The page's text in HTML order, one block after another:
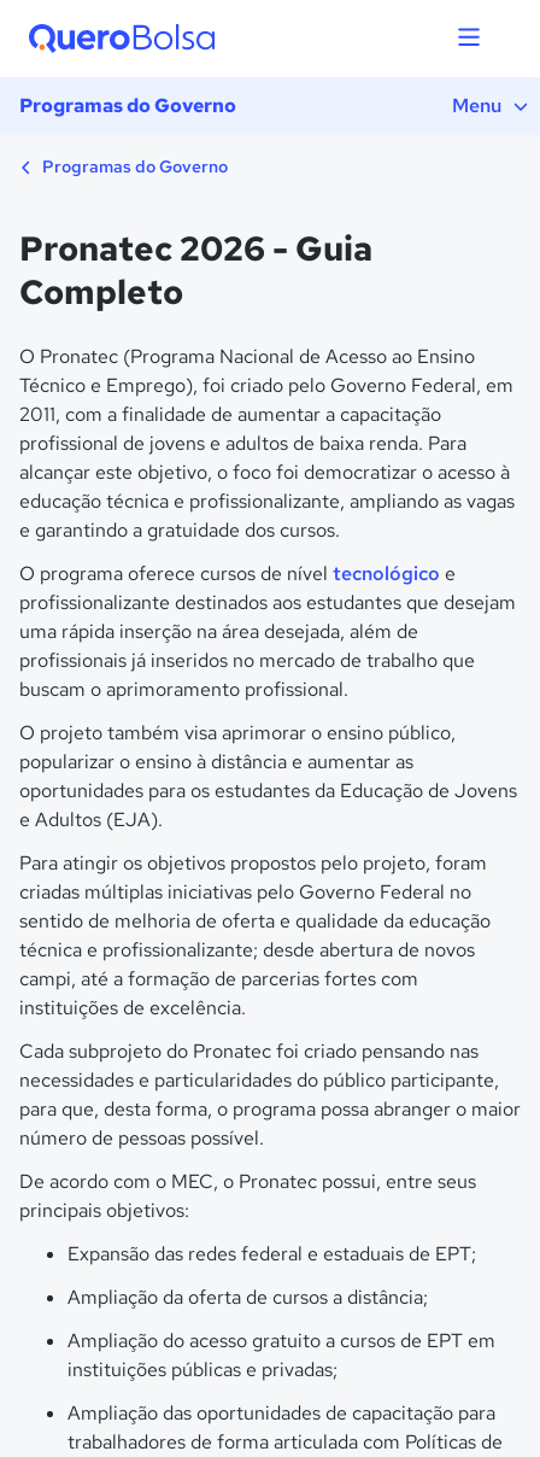
Programas do Governo Menu
Programas do Governo
Pronatec 2026 - Guia
Completo
O Pronatec (Programa Nacional de Acesso ao Ensino
Técnico e Emprego), foi criado pelo Governo Federal, em
2011, com a finalidade de aumentar a capacitação
profissional de jovens e adultos de baixa renda. Para
alcançar este objetivo, o foco foi democratizar o acesso à
educação técnica e profissionalizante, ampliando as vagas
e garantindo a gratuidade dos cursos.
O programa oferece cursos de nível tecnológico e
profissionalizante destinados aos estudantes que desejam
uma rápida inserção na área desejada, além de
profissionais já inseridos no mercado de trabalho que
buscam o aprimoramento profissional.
O projeto também visa aprimorar o ensino público,
popularizar o ensino à distância e aumentar as
oportunidades para os estudantes da Educação de Jovens
e Adultos (EJA).
Para atingir os objetivos propostos pelo projeto, foram
criadas múltiplas iniciativas pelo Governo Federal no
sentido de melhoria de oferta e qualidade da educação
técnica e profissionalizante; desde abertura de novos
campi, até a formação de parcerias fortes com
instituições de excelência.
Cada subprojeto do Pronatec foi criado pensando nas
necessidades e particularidades do público participante,
para que, desta forma, o programa possa abranger o maior
número de pessoas possível.
De acordo com o MEC, o Pronatec possui, entre seus
principais objetivos:
Expansão das redes federal e estaduais de EPT;
Ampliação da oferta de cursos a distância;
Ampliação do acesso gratuito a cursos de EPT em
instituições públicas e privadas;
Ampliação das oportunidades de capacitação para
trabalhadores de forma articulada com Políticas de